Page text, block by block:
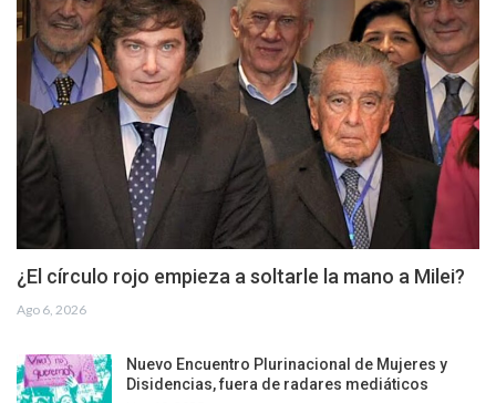
¿El círculo rojo empieza a soltarle la mano a Milei?
Ago 6, 2026
Nuevo Encuentro Plurinacional de Mujeres y
Disidencias, fuera de radares mediáticos